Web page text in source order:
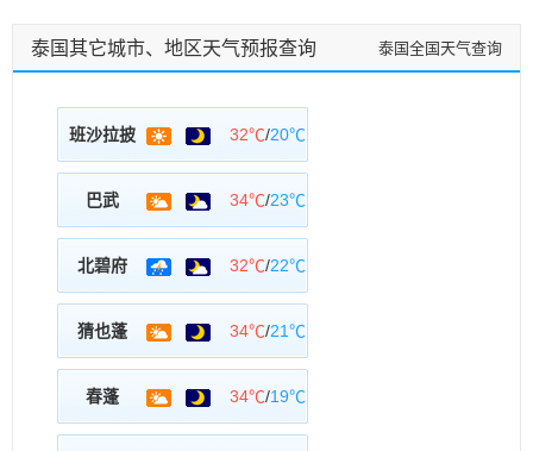
泰国其它城市、地区天气预报查询 泰国全国天气查询
班沙拉披 32℃/20℃
巴武 34℃/23℃
北碧府 32℃/22℃
猜也蓬 34℃/21℃
春蓬 34℃/19℃